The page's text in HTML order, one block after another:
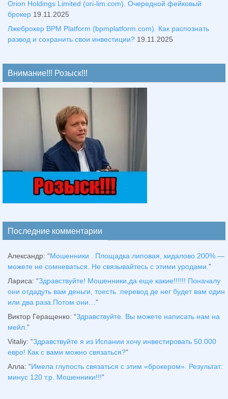
Orion Holdings Limited (ori-lim.com). Очередной фейковый
брокер 19.11.2025
Лжеброкер BPM Platform (bpmplatform.com). Как распознать
развод и сохранить свои инвестиции? 19.11.2025
Внимание!!! Розыск!!!
Последние комментарии
Александр: “Мошенники . Площадка липовая, кидалово 200% —
можете не сомневаться. Не связывайтесь с этими уродами. ”
Лариса: “Здравствуйтe! Мошенники,да еще какие!!!!!! Поначалу
они отдадуть вам деньги, тоесть :перевод де нег будет вам один
или два раза.Потом они… ”
Виктор Геращенко: “Здравствуйте. Вы можете написать нам на
мейл. ”
Vitaliy: “Здравствуйте я из Испании хочу инвестировать 50.000
евро! Как с вами можно связаться?”
Алла: “Имела глупость связаться с этим «брокером». Результат:
минус 120 т.р. Мошенники!!!”